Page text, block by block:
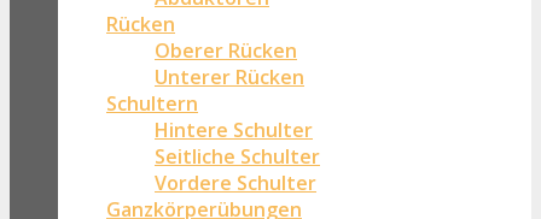
Rücken
Oberer Rücken
Unterer Rücken
Schultern
Hintere Schulter
Seitliche Schulter
Vordere Schulter
Ganzkörperübungen